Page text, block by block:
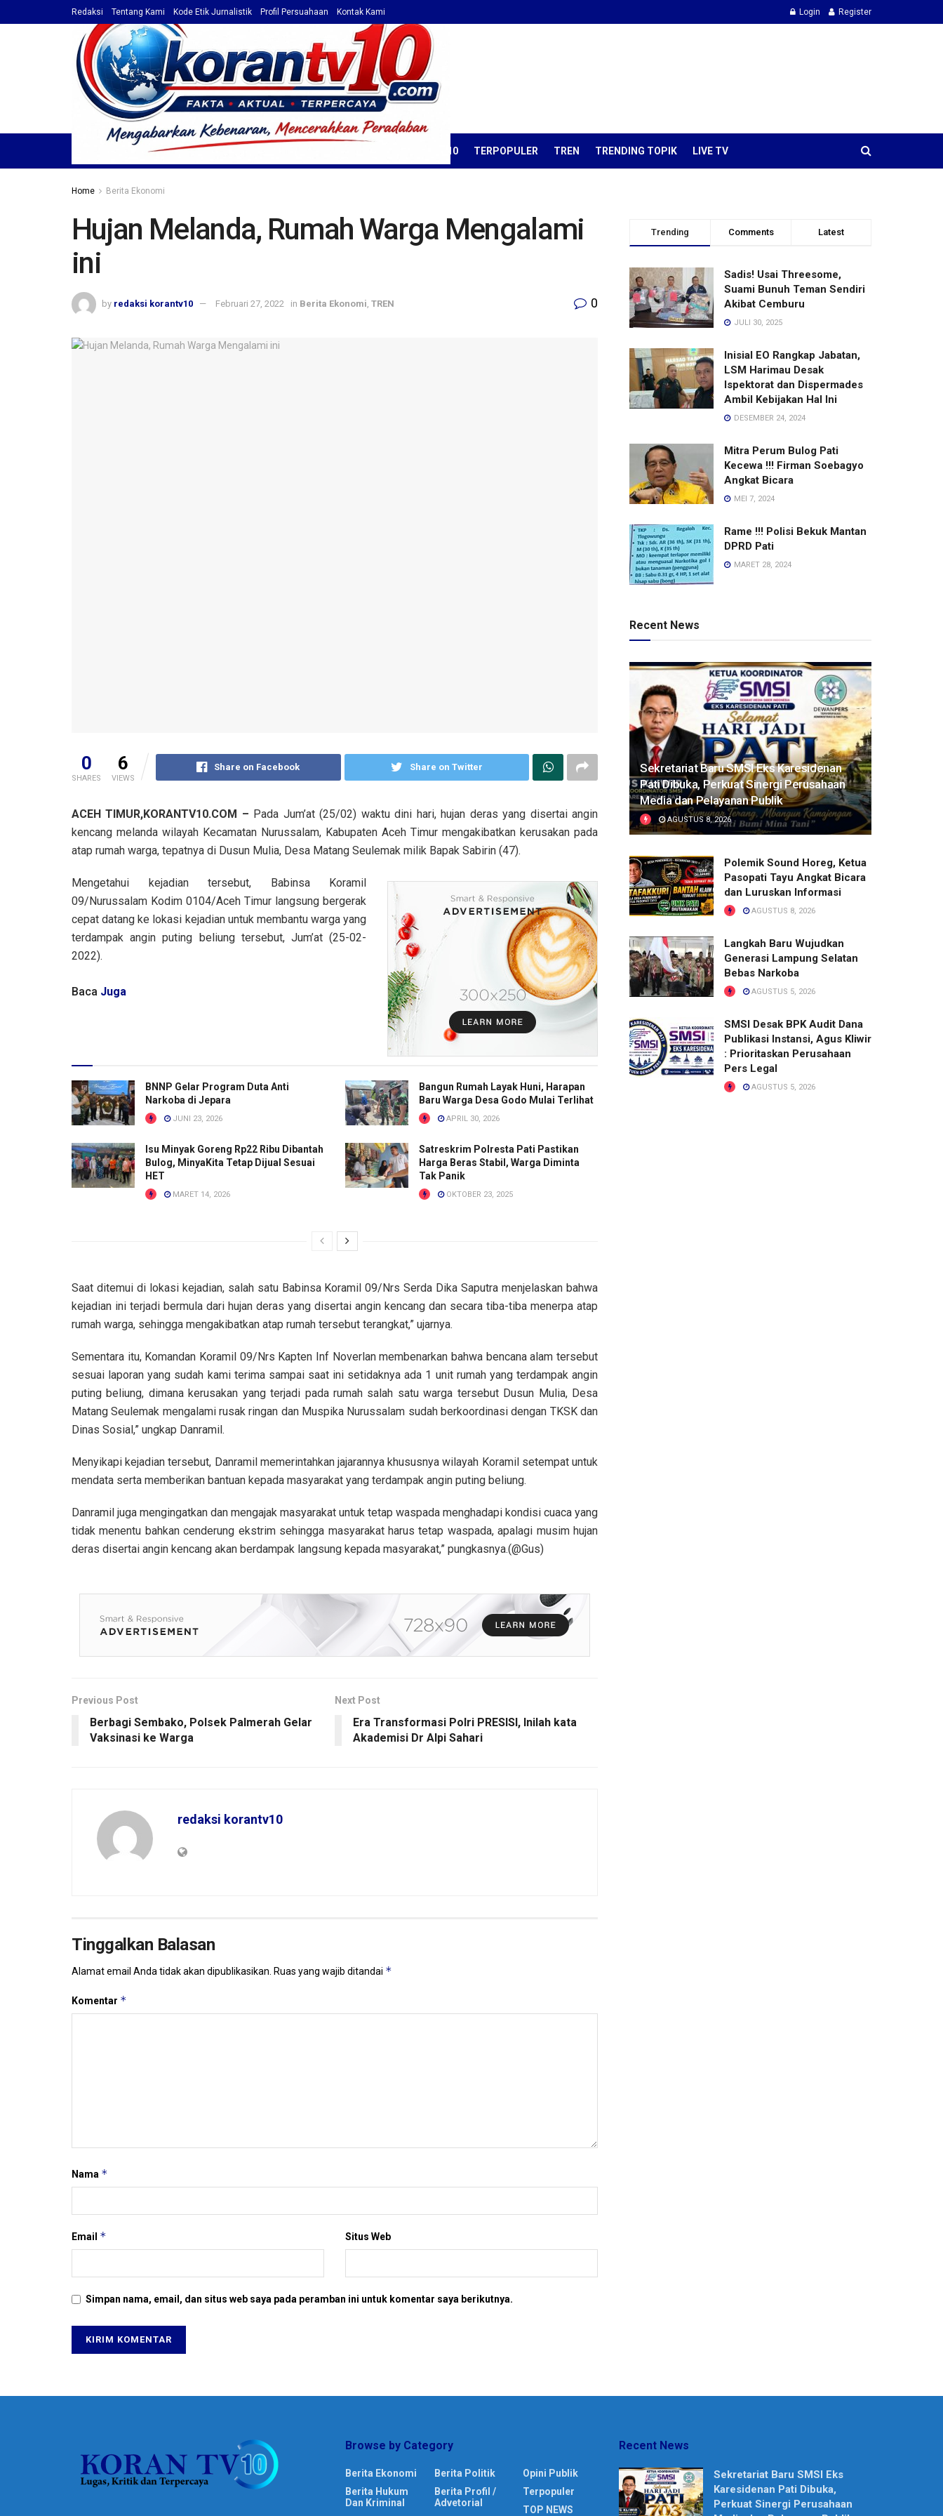
Redaksi Tentang Kami Kode Etik Jurnalistik Profil Persuahaan Kontak Kami Login Register
TOP NEWS BERITA KORAN TV10 TERPOPULER TREN TRENDING TOPIK LIVE TV
Home Berita Ekonomi
Hujan Melanda, Rumah Warga Mengalami
ini
by redaksi korantv10 Februari 27, 2022 in Berita Ekonomi TREN 0
0
SHARES
6
VIEWS
Share on Facebook Share on Twitter
ACEH TIMUR,KORANTV10.COM – Pada Jum’at (25/02) waktu dini hari, hujan deras yang disertai angin
kencang melanda wilayah Kecamatan Nurussalam, Kabupaten Aceh Timur mengakibatkan kerusakan pada
atap rumah warga, tepatnya di Dusun Mulia, Desa Matang Seulemak milik Bapak Sabirin (47).
Mengetahui kejadian tersebut, Babinsa Koramil
09/Nurussalam Kodim 0104/Aceh Timur langsung bergerak
cepat datang ke lokasi kejadian untuk membantu warga yang
terdampak angin puting beliung tersebut, Jum’at (25-02-
2022).
Baca Juga
BNNP Gelar Program Duta Anti
Narkoba di Jepara
JUNI 23, 2026
Bangun Rumah Layak Huni, Harapan
Baru Warga Desa Godo Mulai Terlihat
APRIL 30, 2026
Isu Minyak Goreng Rp22 Ribu Dibantah
Bulog, MinyaKita Tetap Dijual Sesuai
HET
MARET 14, 2026
Satreskrim Polresta Pati Pastikan
Harga Beras Stabil, Warga Diminta
Tak Panik
OKTOBER 23, 2025
Saat ditemui di lokasi kejadian, salah satu Babinsa Koramil 09/Nrs Serda Dika Saputra menjelaskan bahwa
kejadian ini terjadi bermula dari hujan deras yang disertai angin kencang dan secara tiba-tiba menerpa atap
rumah warga, sehingga mengakibatkan atap rumah tersebut terangkat,” ujarnya.
Sementara itu, Komandan Koramil 09/Nrs Kapten Inf Noverlan membenarkan bahwa bencana alam tersebut
sesuai laporan yang sudah kami terima sampai saat ini setidaknya ada 1 unit rumah yang terdampak angin
puting beliung, dimana kerusakan yang terjadi pada rumah salah satu warga tersebut Dusun Mulia, Desa
Matang Seulemak mengalami rusak ringan dan Muspika Nurussalam sudah berkoordinasi dengan TKSK dan
Dinas Sosial,” ungkap Danramil.
Menyikapi kejadian tersebut, Danramil memerintahkan jajarannya khususnya wilayah Koramil setempat untuk
mendata serta memberikan bantuan kepada masyarakat yang terdampak angin puting beliung.
Danramil juga mengingatkan dan mengajak masyarakat untuk tetap waspada menghadapi kondisi cuaca yang
tidak menentu bahkan cenderung ekstrim sehingga masyarakat harus tetap waspada, apalagi musim hujan
deras disertai angin kencang akan berdampak langsung kepada masyarakat,” pungkasnya.(@Gus)
Previous Post
Berbagi Sembako, Polsek Palmerah Gelar
Vaksinasi ke Warga
Next Post
Era Transformasi Polri PRESISI, Inilah kata
Akademisi Dr Alpi Sahari
redaksi korantv10
Tinggalkan Balasan
Alamat email Anda tidak akan dipublikasikan. Ruas yang wajib ditandai *
Komentar *
Nama *
Email * Situs Web
Simpan nama, email, dan situs web saya pada peramban ini untuk komentar saya berikutnya.
Trending Comments Latest
Sadis! Usai Threesome,
Suami Bunuh Teman Sendiri
Akibat Cemburu
JULI 30, 2025
Inisial EO Rangkap Jabatan,
LSM Harimau Desak
Ispektorat dan Dispermades
Ambil Kebijakan Hal Ini
DESEMBER 24, 2024
Mitra Perum Bulog Pati
Kecewa !!! Firman Soebagyo
Angkat Bicara
MEI 7, 2024
Rame !!! Polisi Bekuk Mantan
DPRD Pati
MARET 28, 2024
Recent News
Sekretariat Baru SMSI Eks Karesidenan
Pati Dibuka, Perkuat Sinergi Perusahaan
Media dan Pelayanan Publik
AGUSTUS 8, 2026
Polemik Sound Horeg, Ketua
Pasopati Tayu Angkat Bicara
dan Luruskan Informasi
AGUSTUS 8, 2026
Langkah Baru Wujudkan
Generasi Lampung Selatan
Bebas Narkoba
AGUSTUS 5, 2026
SMSI Desak BPK Audit Dana
Publikasi Instansi, Agus Kliwir
: Prioritaskan Perusahaan
Pers Legal
AGUSTUS 5, 2026
Browse by Category
Berita Ekonomi
Berita Hukum
Dan Kriminal
Berita Politik
Berita Profil /
Advetorial
Opini Publik
Terpopuler
TOP NEWS
Recent News
Sekretariat Baru SMSI Eks
Karesidenan Pati Dibuka,
Perkuat Sinergi Perusahaan